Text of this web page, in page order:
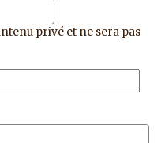
privé et ne sera pas